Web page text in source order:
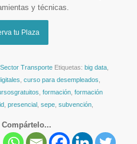
y técnicas.
tu Plaza
Sector Transporte Etiquetas: big data,
curso para desempleados
formación, formación
, presencial, sepe, subvención,
Compártelo...